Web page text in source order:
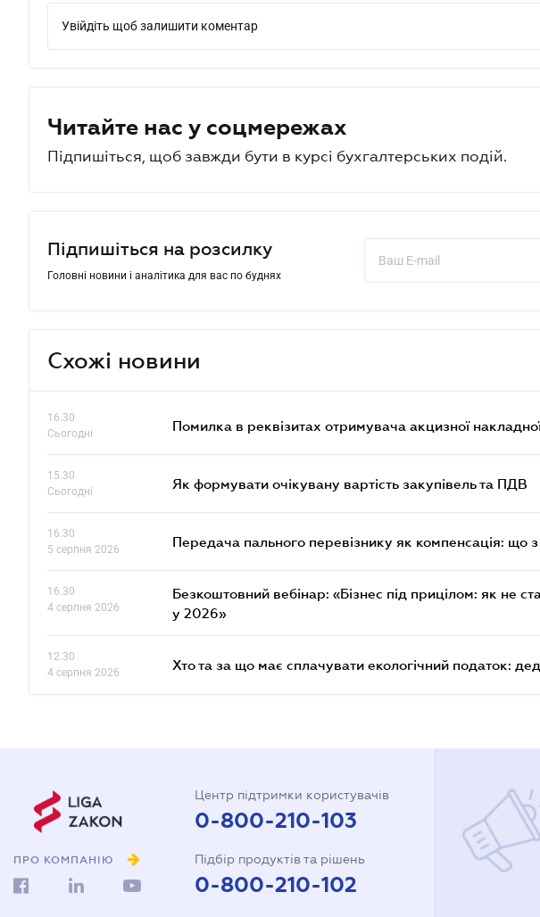
Увійдіть щоб залишити коментар
Читайте нас у соцмережах
Підпишіться, щоб завжди бути в курсі бухгалтерських подій.
Підпишіться на розсилку
Головні новини і аналітика для вас по буднях
Схожі новини
16.30
Сьогодні
Помилка в реквізитах отримувача акцизної
15.30
Сьогодні
Як формувати очікувану вартість закупівель та ПДВ
16.30
5 серпня 2026
Передача пального перевізнику як компенсація: що
16.30
4 серпня 2026
Безкоштовний вебінар: «Бізнес під прицілом: як не
у 2026»
12.30
4 серпня 2026
Хто та за що має сплачувати екологічний податок:
ПРО КОМПАНІЮ
Центр підтримки користувачів
0-800-210-103
Підбір продуктів та рішень
0-800-210-102